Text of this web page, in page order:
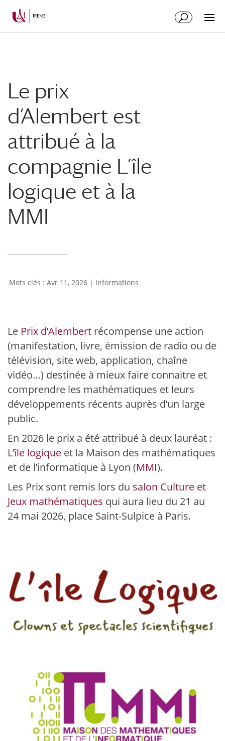
Le prix
d’Alembert est
attribué à la
compagnie L’île
logique et à la
MMI
Avr 11, 2026 | Informations
Le Prix d’Alembert récompense une action
(manifestation, livre, émission de radio ou de
télévision, site web, application, chaîne
vidéo…) destinée à mieux faire connaitre et
comprendre les mathématiques et leurs
développements récents auprès d’un large
public.
En 2026 le prix a été attribué à deux lauréat :
L’île logique et la Maison des mathématiques
et de l’informatique à Lyon (MMI).
Les Prix sont remis lors du salon Culture et
Jeux mathématiques qui aura lieu du 21 au
24 mai 2026, place Saint-Sulpice à Paris.